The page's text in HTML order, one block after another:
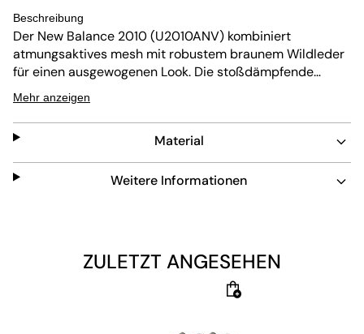
Beschreibung
Der New Balance 2010 (U2010ANV) kombiniert
atmungsaktives mesh mit robustem braunem Wildleder
für einen ausgewogenen Look. Die stoßdämpfende
Innensohle und Außensohle sorgen für langanhaltenden
Komfort und Halt. Dieser Sneaker ist pflegeleicht und
bietet dank der Schnürung einen sicheren Sitz.
Mehr anzeigen
Material
Weitere Informationen
ZULETZT ANGESEHEN